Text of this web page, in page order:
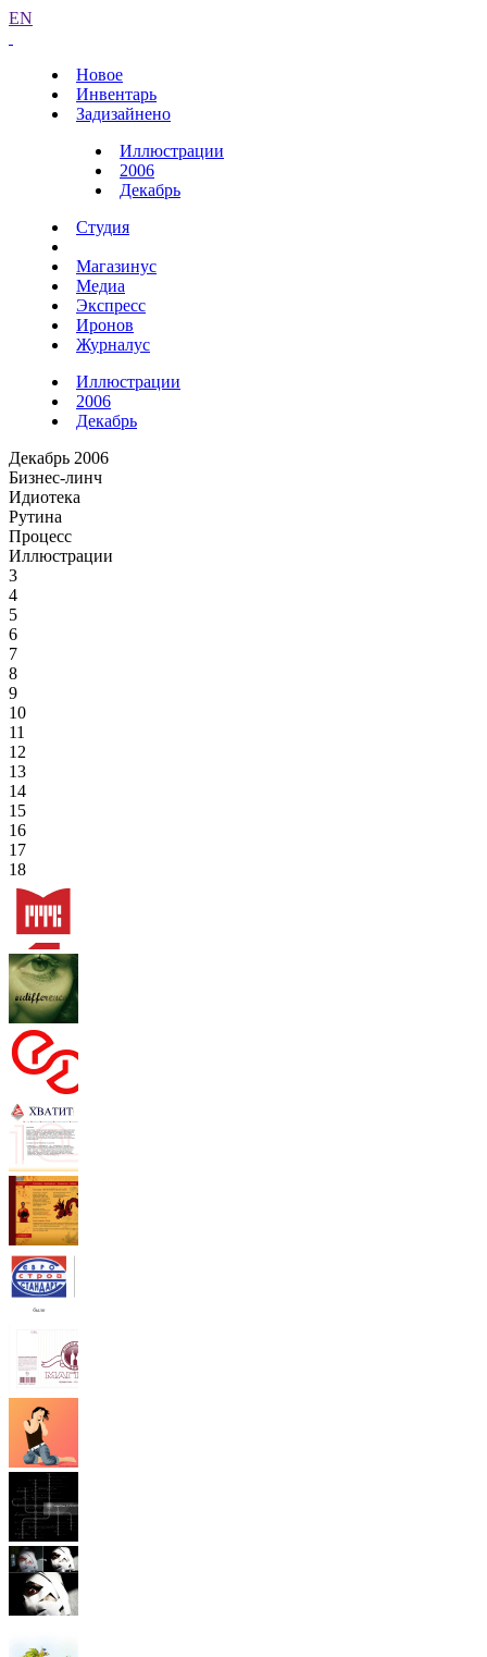
EN
Новое
Инвентарь
Задизайнено
Иллюстрации
2006
Декабрь
Студия
Магазинус
Медиа
Экспресс
Иронов
Журналус
Иллюстрации
2006
Декабрь
Декабрь 2006
Бизнес-линч
Идиотека
Рутина
Процесс
Иллюстрации
3
4
5
6
7
8
9
10
11
12
13
14
15
16
17
18